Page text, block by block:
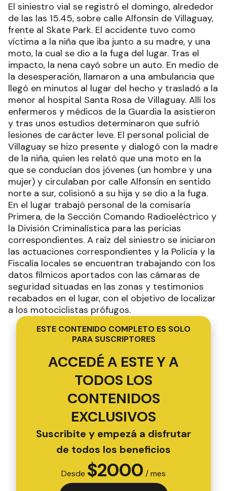
El siniestro vial se registró el domingo, alrededor
de las las 15.45, sobre calle Alfonsín de Villaguay,
frente al Skate Park. El accidente tuvo como
víctima a la niña que iba junto a su madre, y una
moto, la cual se dio a la fuga del lugar. Tras el
impacto, la nena cayó sobre un auto. En medio de
la desesperación, llamaron a una ambulancia que
llegó en minutos al lugar del hecho y trasladó a la
menor al hospital Santa Rosa de Villaguay. Allí los
enfermeros y médicos de la Guardia la asistieron
y tras unos estudios determinaron que sufrió
lesiones de carácter leve. El personal policial de
Villaguay se hizo presente y dialogó con la madre
de la niña, quien les relató que una moto en la
que se conducían dos jóvenes (un hombre y una
mujer) y circulaban por calle Alfonsín en sentido
norte a sur, colisionó a su hija y se dio a la fuga.
En el lugar trabajó personal de la comisaría
Primera, de la Sección Comando Radioeléctrico y
la División Criminalística para las pericias
correspondientes. A raíz del siniestro se iniciaron
las actuaciones correspondientes y la Policía y la
Fiscalía locales se encuentran trabajando con los
datos fílmicos aportados con las cámaras de
seguridad situadas en las zonas y testimonios
recabados en el lugar, con el objetivo de localizar
a los motociclistas prófugos.
ESTE CONTENIDO COMPLETO ES SOLO
PARA SUSCRIPTORES
ACCEDÉ A ESTE Y A
TODOS LOS
CONTENIDOS
EXCLUSIVOS
Suscribite y empezá a disfrutar
de todos los beneficios
Desde $2000 / mes